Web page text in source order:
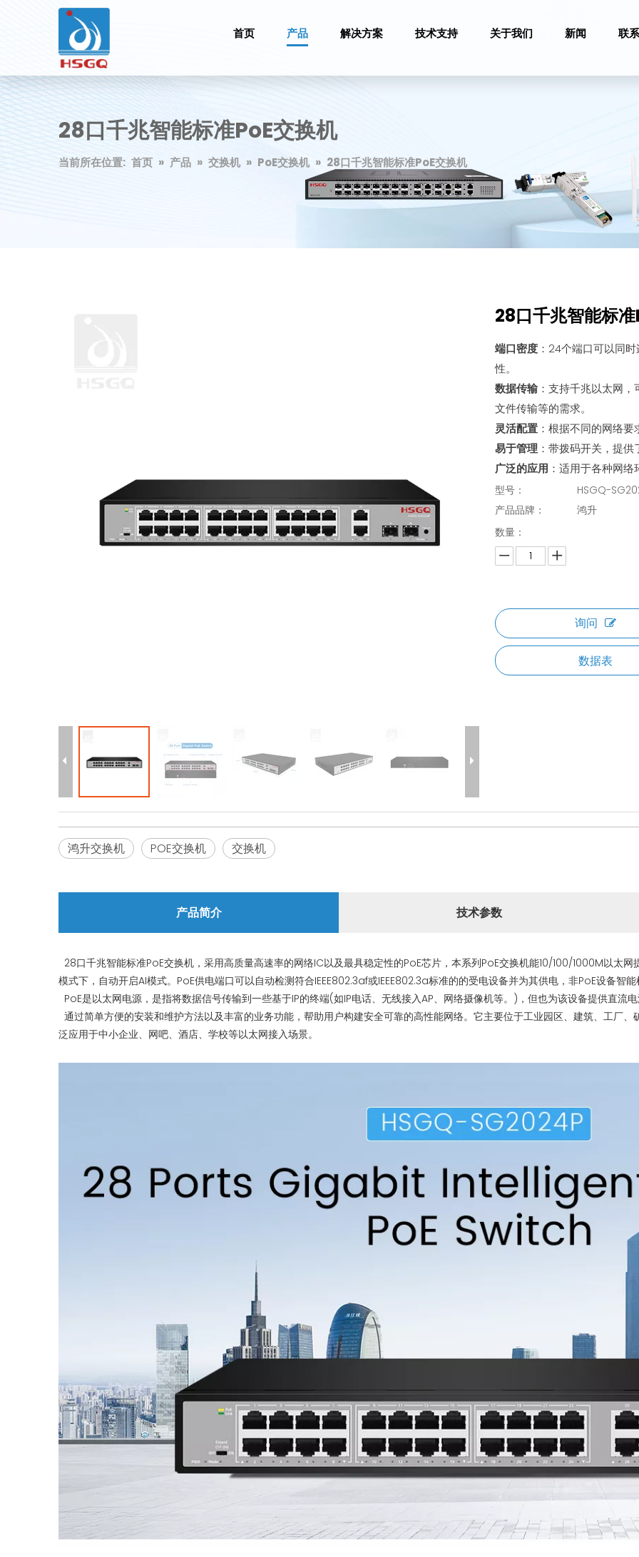
首页 产品 解决方案 技术支持 关于我们 新闻 联
28口千兆智能标准PoE交换机
当前所在位置: 首页 » 产品 » 交换机 » PoE交换机 » 28口千兆智能标准PoE交换机
28口千兆智能标
端口密度：24个端口可以同
性。
数据传输：支持千兆以太网，
文件传输等的需求。
灵活配置：根据不同的网络要
易于管理：带拨码开关，提
广泛的应用 ：适用于各种网
型号：
HSGQ-
产品品牌：
鸿升
数量：
询问
数据表
鸿升交换机 POE交换机 交换机
产品简介 技术参数
28口千兆智能标准PoE交换机，采用高质量高速率的网络IC以及最具稳定性的PoE芯片，本系列PoE交换机能10/100/1000M以太
模式下，自动开启AI模式。PoE供电端口可以自动检测符合IEEE802.3af或IEEE802.3a标准的的受电设备并为其供电，非PoE设备智
PoE是以太网电源，是指将数据信号传输到一些基于IP的终端(如IP电话、无线接入AP、网络摄像机等。)，但也为该设备提供直流
通过简单方便的安装和维护方法以及丰富的业务功能，帮助用户构建安全可靠的高性能网络。它主要位于工业园区、建筑、工厂
泛应用于中小企业、网吧、酒店、学校等以太网接入场景。